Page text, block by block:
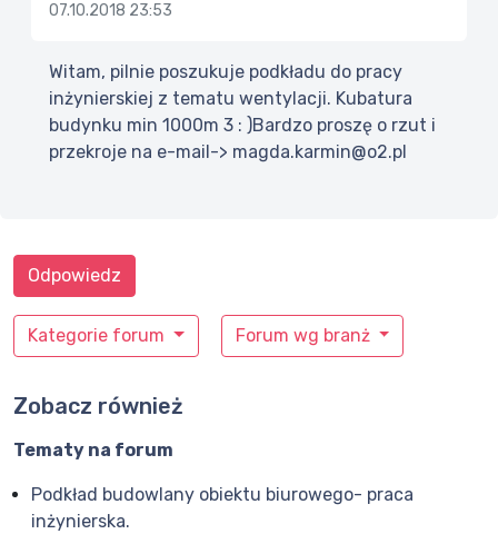
07.10.2018 23:53
Witam, pilnie poszukuje podkładu do pracy
inżynierskiej z tematu wentylacji. Kubatura
budynku min 1000m 3 : )Bardzo proszę o rzut i
przekroje na e-mail-> magda.karmin@o2.pl
Kategorie forum Forum wg branż
Odpowiedz
Zobacz również
Tematy na forum
Podkład budowlany obiektu biurowego- praca
inżynierska.